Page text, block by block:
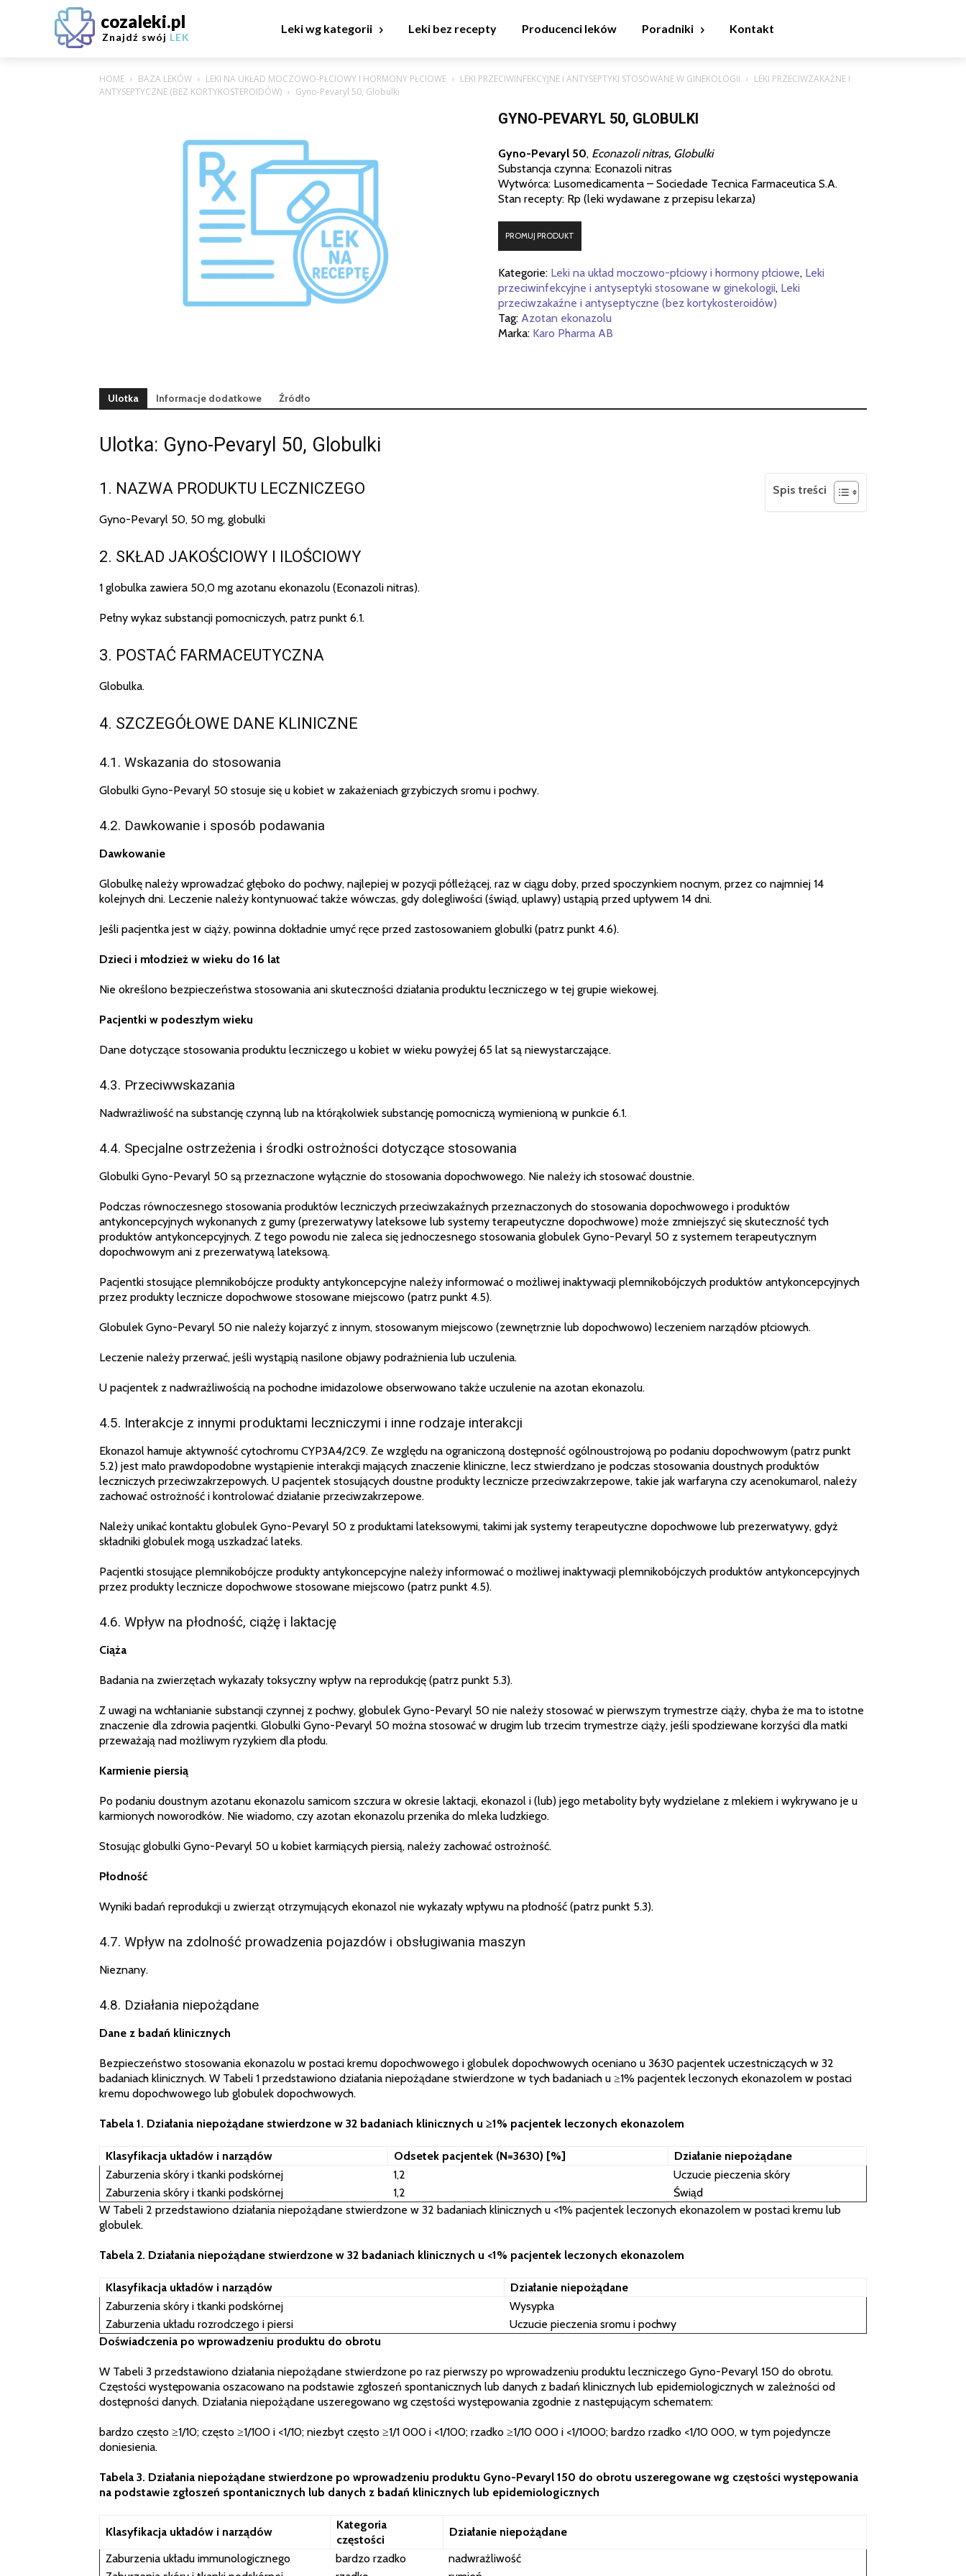
cozaleki.pl
Znajdź swój LEK
Leki wg kategorii Leki bez recepty Producenci leków Poradniki Kontakt
HOME BAZA LEKÓW LEKI NA UKŁAD MOCZOWO-PŁCIOWY I HORMONY PŁCIOWE LEKI PRZECIWINFEKCYJNE I ANTYSEPTYKI STOSOWANE W GINEKOLOGII
LEKI PRZECIWZAKAŹNE I
ANTYSEPTYCZNE (BEZ KORTYKOSTEROIDÓW)
Gyno-Pevaryl 50, Globulki
GYNO-PEVARYL 50, GLOBULKI
Gyno-Pevaryl 50, Econazoli nitras, Globulki
Substancja czynna: Econazoli nitras
Wytwórca: Lusomedicamenta – Sociedade Tecnica Farmaceutica S.A.
Stan recepty: Rp (leki wydawane z przepisu lekarza)
PROMUJ PRODUKT
Kategorie: Leki na układ moczowo-płciowy i hormony płciowe, Leki
przeciwinfekcyjne i antyseptyki stosowane w ginekologii, Leki
przeciwzakaźne i antyseptyczne (bez kortykosteroidów)
Tag:Azotan ekonazolu
Marka: Karo Pharma AB
Ulotka Informacje dodatkowe Źródło
Ulotka: Gyno-Pevaryl 50, Globulki
Spis treści
1. NAZWA PRODUKTU LECZNICZEGO
Gyno-Pevaryl 50, 50 mg, globulki
2. SKŁAD JAKOŚCIOWY I ILOŚCIOWY
1 globulka zawiera 50,0 mg azotanu ekonazolu (Econazoli nitras).
Pełny wykaz substancji pomocniczych, patrz punkt 6.1.
3. POSTAĆ FARMACEUTYCZNA
Globulka.
4. SZCZEGÓŁOWE DANE KLINICZNE
4.1. Wskazania do stosowania
Globulki Gyno-Pevaryl 50 stosuje się u kobiet w zakażeniach grzybiczych sromu i pochwy.
4.2. Dawkowanie i sposób podawania
Dawkowanie
Globulkę należy wprowadzać głęboko do pochwy, najlepiej w pozycji półleżącej, raz w ciągu doby, przed spoczynkiem nocnym, przez co najmniej 14
kolejnych dni. Leczenie należy kontynuować także wówczas, gdy dolegliwości (świąd, uplawy) ustąpią przed upływem 14 dni.
Jeśli pacjentka jest w ciąży, powinna dokładnie umyć ręce przed zastosowaniem globulki (patrz punkt 4.6).
Dzieci i młodzież w wieku do 16 lat
Nie określono bezpieczeństwa stosowania ani skuteczności działania produktu leczniczego w tej grupie wiekowej.
Pacjentki w podeszłym wieku
Dane dotyczące stosowania produktu leczniczego u kobiet w wieku powyżej 65 lat są niewystarczające.
4.3. Przeciwwskazania
Nadwrażliwość na substancję czynną lub na którąkolwiek substancję pomocniczą wymienioną w punkcie 6.1.
4.4. Specjalne ostrzeżenia i środki ostrożności dotyczące stosowania
Globulki Gyno-Pevaryl 50 są przeznaczone wyłącznie do stosowania dopochwowego. Nie należy ich stosować doustnie.
Podczas równoczesnego stosowania produktów leczniczych przeciwzakaźnych przeznaczonych do stosowania dopochwowego i produktów
antykoncepcyjnych wykonanych z gumy (prezerwatywy lateksowe lub systemy terapeutyczne dopochwowe) może zmniejszyć się skuteczność tych
produktów antykoncepcyjnych. Z tego powodu nie zaleca się jednoczesnego stosowania globulek Gyno-Pevaryl 50 z systemem terapeutycznym
dopochwowym ani z prezerwatywą lateksową.
Pacjentki stosujące plemnikobójcze produkty antykoncepcyjne należy informować o możliwej inaktywacji plemnikobójczych produktów antykoncepcyjnych
przez produkty lecznicze dopochwowe stosowane miejscowo (patrz punkt 4.5).
Globulek Gyno-Pevaryl 50 nie należy kojarzyć z innym, stosowanym miejscowo (zewnętrznie lub dopochwowo) leczeniem narządów płciowych.
Leczenie należy przerwać, jeśli wystąpią nasilone objawy podrażnienia lub uczulenia.
U pacjentek z nadwrażliwością na pochodne imidazolowe obserwowano także uczulenie na azotan ekonazolu.
4.5. Interakcje z innymi produktami leczniczymi i inne rodzaje interakcji
Ekonazol hamuje aktywność cytochromu CYP3A4/2C9. Ze względu na ograniczoną dostępność ogólnoustrojową po podaniu dopochwowym (patrz punkt
5.2) jest mało prawdopodobne wystąpienie interakcji mających znaczenie kliniczne, lecz stwierdzano je podczas stosowania doustnych produktów
leczniczych przeciwzakrzepowych. U pacjentek stosujących doustne produkty lecznicze przeciwzakrzepowe, takie jak warfaryna czy acenokumarol, należy
zachować ostrożność i kontrolować działanie przeciwzakrzepowe.
Należy unikać kontaktu globulek Gyno-Pevaryl 50 z produktami lateksowymi, takimi jak systemy terapeutyczne dopochwowe lub prezerwatywy, gdyż
składniki globulek mogą uszkadzać lateks.
Pacjentki stosujące plemnikobójcze produkty antykoncepcyjne należy informować o możliwej inaktywacji plemnikobójczych produktów antykoncepcyjnych
przez produkty lecznicze dopochwowe stosowane miejscowo (patrz punkt 4.5).
4.6. Wpływ na płodność, ciążę i laktację
Ciąża
Badania na zwierzętach wykazały toksyczny wpływ na reprodukcję (patrz punkt 5.3).
Z uwagi na wchłanianie substancji czynnej z pochwy, globulek Gyno-Pevaryl 50 nie należy stosować w pierwszym trymestrze ciąży, chyba że ma to istotne
znaczenie dla zdrowia pacjentki. Globulki Gyno-Pevaryl 50 można stosować w drugim lub trzecim trymestrze ciąży, jeśli spodziewane korzyści dla matki
przeważają nad możliwym ryzykiem dla płodu.
Karmienie piersią
Po podaniu doustnym azotanu ekonazolu samicom szczura w okresie laktacji, ekonazol i (lub) jego metabolity były wydzielane z mlekiem i wykrywano je u
karmionych noworodków. Nie wiadomo, czy azotan ekonazolu przenika do mleka ludzkiego.
Stosując globulki Gyno-Pevaryl 50 u kobiet karmiących piersią, należy zachować ostrożność.
Płodność
Wyniki badań reprodukcji u zwierząt otrzymujących ekonazol nie wykazały wpływu na płodność (patrz punkt 5.3).
4.7. Wpływ na zdolność prowadzenia pojazdów i obsługiwania maszyn
Nieznany.
4.8. Działania niepożądane
Dane z badań klinicznych
Bezpieczeństwo stosowania ekonazolu w postaci kremu dopochwowego i globulek dopochwowych oceniano u 3630 pacjentek uczestniczących w 32
badaniach klinicznych. W Tabeli 1 przedstawiono działania niepożądane stwierdzone w tych badaniach u ≥1% pacjentek leczonych ekonazolem w postaci
kremu dopochwowego lub globulek dopochwowych.
Tabela 1. Działania niepożądane stwierdzone w 32 badaniach klinicznych u ≥1% pacjentek leczonych ekonazolem
Klasyfikacja układów i narządów Odsetek pacjentek (N=3630) [%]
Działanie niepożądane
Zaburzenia skóry i tkanki podskórnej
1,2
Uczucie pieczenia skóry
Zaburzenia skóry i tkanki podskórnej
1,2
Świąd
W Tabeli 2 przedstawiono działania niepożądane stwierdzone w 32 badaniach klinicznych u <1% pacjentek leczonych ekonazolem w postaci kremu lub
globulek.
Tabela 2. Działania niepożądane stwierdzone w 32 badaniach klinicznych u <1% pacjentek leczonych ekonazolem
Klasyfikacja układów i narządów
Działanie niepożądane
Zaburzenia skóry i tkanki podskórnej
Wysypka
Zaburzenia układu rozrodczego i piersi
Uczucie pieczenia sromu i pochwy
Doświadczenia po wprowadzeniu produktu do obrotu
W Tabeli 3 przedstawiono działania niepożądane stwierdzone po raz pierwszy po wprowadzeniu produktu leczniczego Gyno-Pevaryl 150 do obrotu.
Częstości występowania oszacowano na podstawie zgłoszeń spontanicznych lub danych z badań klinicznych lub epidemiologicznych w zależności od
dostępności danych. Działania niepożądane uszeregowano wg częstości występowania zgodnie z następującym schematem:
bardzo często ≥1/10; często ≥1/100 i <1/10; niezbyt często ≥1/1 000 i <1/100; rzadko ≥1/10 000 i <1/1000; bardzo rzadko <1/10 000, w tym pojedyncze
doniesienia.
Tabela 3. Działania niepożądane stwierdzone po wprowadzeniu produktu Gyno-Pevaryl 150 do obrotu uszeregowane wg częstości występowania
na podstawie zgłoszeń spontanicznych lub danych z badań klinicznych lub epidemiologicznych
Klasyfikacja układów i narządów
Kategoria
częstości
Działanie niepożądane
Zaburzenia układu immunologicznego
bardzo rzadko
nadwrażliwość